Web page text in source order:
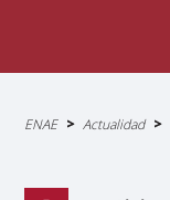
Sobrescribir
la
ENAE Actualidad